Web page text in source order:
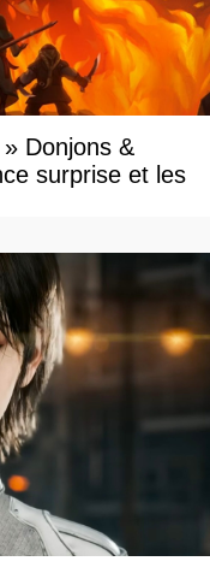
Donjons &
surprise et les